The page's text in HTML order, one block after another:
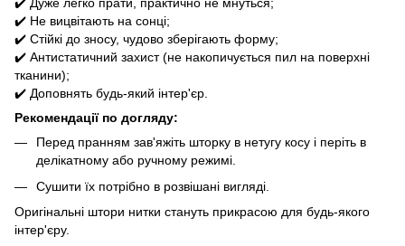
✔️ Дуже легко прати, практично не мнуться;
✔️ Не вицвітають на сонці;
✔️ Стійкі до зносу, чудово зберігають форму;
✔️ Антистатичний захист (не накопичується пил на поверхні
тканини);
✔️ Доповнять будь-який інтер'єр.
Рекомендації по догляду:
Перед пранням зав'яжіть шторку в нетугу косу і періть в
делікатному або ручному режимі.
Сушити їх потрібно в розвішані вигляді.
Оригінальні штори нитки стануть прикрасою для будь-якого
інтер'єру.